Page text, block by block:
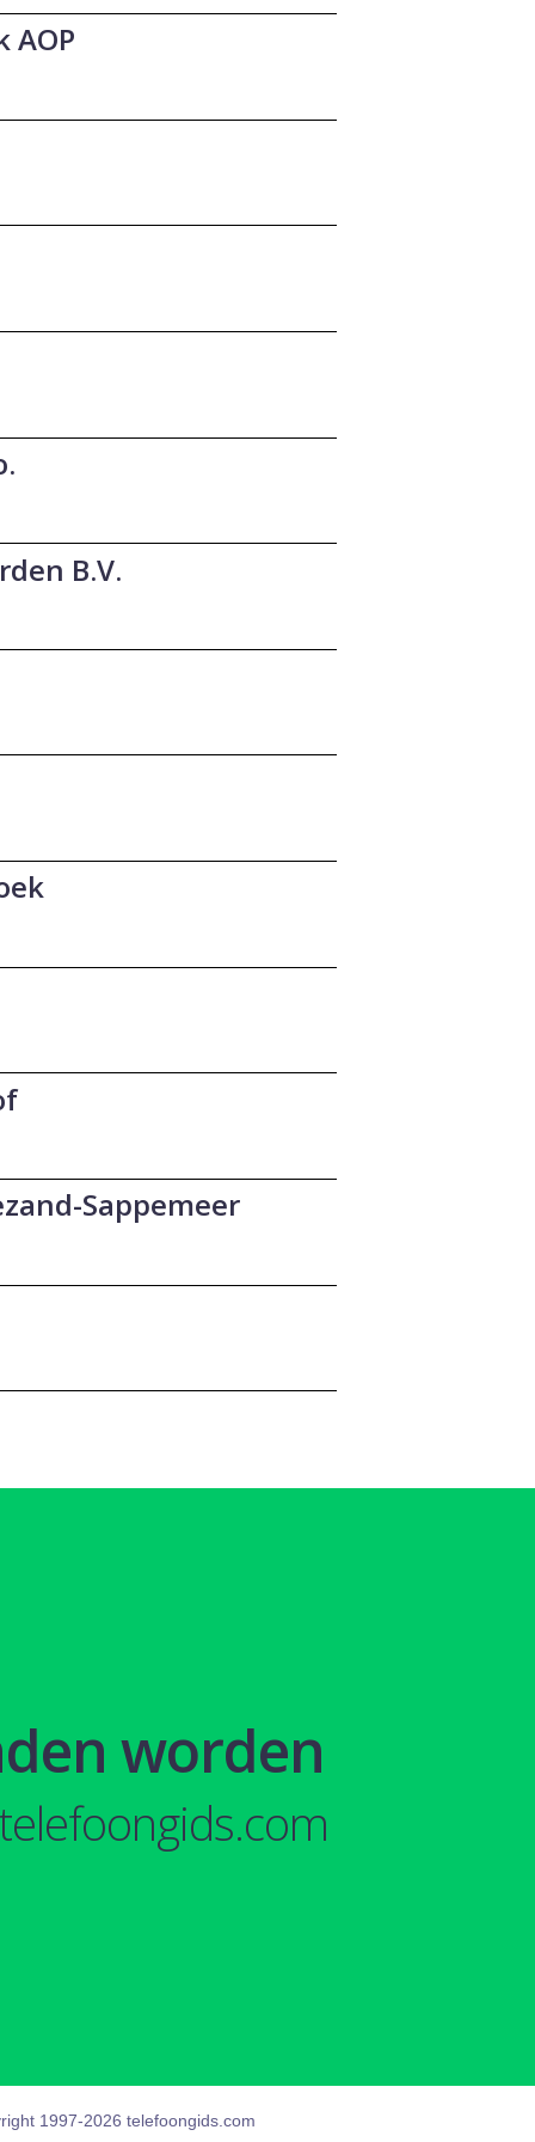
AOP
B.V.
Sappemeer
worden
1997-2026 telefoongids.com